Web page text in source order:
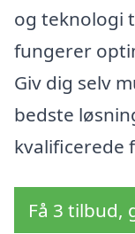
og teknologi
fungerer
Giv dig selv
bedste
kvalificerede
Få 3 tilbud,